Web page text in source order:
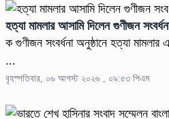
হত্যা মামলার আসামি দিলেন গুণীজন
ক গুণীজন সংবর্ধনা অনুষ্ঠানে হত্যা
...
বৃহস্পতিবার, ০৬ আগস্ট ২০২৬ , ০৯:৫৩ পিএম